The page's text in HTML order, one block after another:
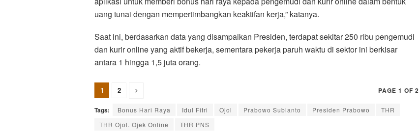
uang tunai dengan mempertimbangkan keaktifan kerja,” katanya.
Saat ini, berdasarkan data yang disampaikan Presiden, terdapat sekitar 250 ribu pengemudi
dan kurir online yang aktif bekerja, sementara pekerja paruh waktu di sektor ini berkisar
antara 1 hingga 1,5 juta orang.
PAGE 1 OF 2
1 2
Tags: Bonus Hari Raya Idul Fitri Ojol Prabowo Subianto Presiden Prabowo
THR
THR Ojol. Ojek Online
THR PNS